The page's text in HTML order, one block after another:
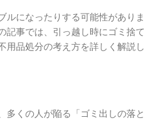
ルになったりする可能性がありま
記事では、引っ越し時にゴミ捨て
用品処分の考え方を詳しく解説し
多くの人が陥る「ゴミ出しの落と